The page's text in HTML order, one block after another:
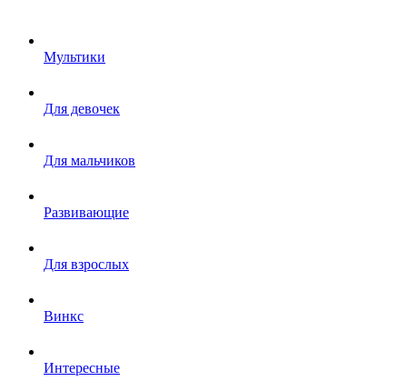
Мультики
Для девочек
Для мальчиков
Развивающие
Для взрослых
Винкс
Интересные